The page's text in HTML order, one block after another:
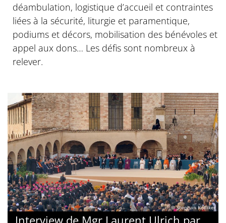
déambulation, logistique d’accueil et contraintes
liées à la sécurité, liturgie et paramentique,
podiums et décors, mobilisation des bénévoles et
appel aux dons… Les défis sont nombreux à
relever.
© Stephan Kölliker
Interview de Mgr Laurent Ulrich par